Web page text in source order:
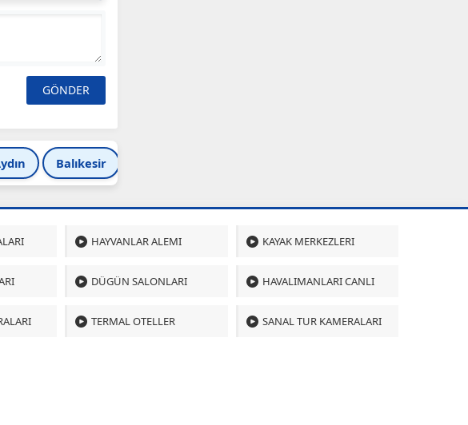
Balıkesir
HAYVANLAR ALEMI KAYAK MERKEZLERI
DÜGÜN SALONLARI HAVALIMANLARI CANLI
TERMAL OTELLER SANAL TUR KAMERALARI